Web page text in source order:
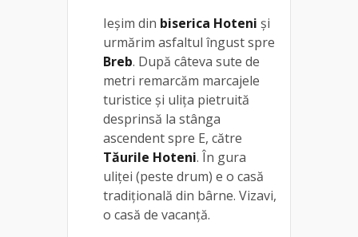
Ieșim din biserica Hoteni și
urmărim asfaltul îngust spre
Breb. După câteva sute de
metri remarcăm marcajele
turistice şi uliţa pietruită
desprinsă la stânga
ascendent spre E, către
Tăurile Hoteni. În gura
uliţei (peste drum) e o casă
tradiţională din bârne. Vizavi,
o casă de vacanţă.